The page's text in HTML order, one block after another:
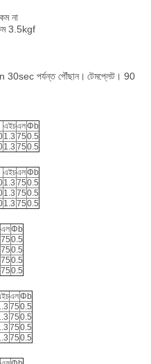
না
3.5kgf
30sec পর্যন্ত পৌঁছান। টেমপ্লেট। 90
এইচএলΦb
1.3 750.5
1.3 750.5
এইচএলΦb
1.3 750.5
1.3 750.5
1.3 750.5
এলΦb
750.5
750.5
750.5
750.5
এলΦb
750.5
750.5
750.5
750.5